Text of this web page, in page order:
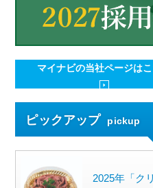
マイナビの当社ページは
ピックアップ pickup
2025年「ク